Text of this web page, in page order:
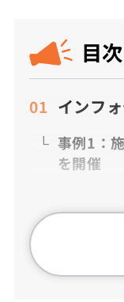
目次
インフ
事例1：
を開催
インフ